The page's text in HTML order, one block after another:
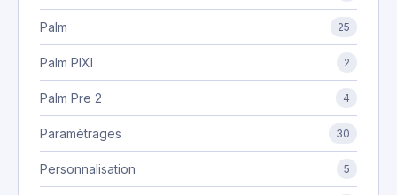
Palm 25
Palm PIXI 2
Palm Pre 2 4
Paramètrages 30
Personnalisation 5